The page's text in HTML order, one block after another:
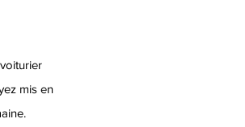
mis en